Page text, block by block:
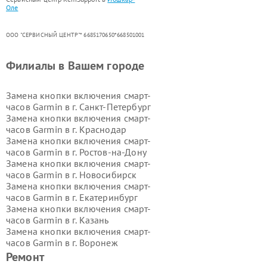
Оле
ООО "СЕРВИСНЫЙ ЦЕНТР"* 6685170650*668501001
Ремонт
Филиалы в Вашем городе
Замена кнопки включения смарт-
часов Garmin в г. Санкт-Петербург
Замена кнопки включения смарт-
часов Garmin в г. Краснодар
Замена кнопки включения смарт-
часов Garmin в г. Ростов-на-Дону
Замена кнопки включения смарт-
часов Garmin в г. Новосибирск
Замена кнопки включения смарт-
часов Garmin в г. Екатеринбург
Замена кнопки включения смарт-
часов Garmin в г. Казань
Замена кнопки включения смарт-
часов Garmin в г. Воронеж
Замена кнопки включения смарт-